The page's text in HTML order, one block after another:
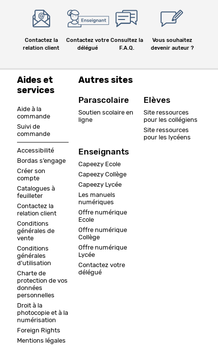
Contactez la
relation client
Contactez votre
délégué
Consultez la
F.A.Q.
Vous souhaitez
devenir auteur ?
Aides et
services
Aide à la
commande
Suivi de
commande
Accessibilité
Bordas s’engage
Créer son
compte
Catalogues à
feuilleter
Contactez la
relation client
Conditions
générales de
vente
Conditions
générales
d'utilisation
Charte de
protection de vos
données
personnelles
Droit à la
photocopie et à la
numérisation
Foreign Rights
Mentions légales
Autres sites
Parascolaire
Soutien scolaire en
ligne
Enseignants
Capeezy Ecole
Capeezy Collège
Capeezy Lycée
Les manuels
numériques
Offre numérique
Ecole
Offre numérique
Collège
Offre numérique
Lycée
Contactez votre
délégué
Elèves
Site ressources
pour les collégiens
Site ressources
pour les lycéens